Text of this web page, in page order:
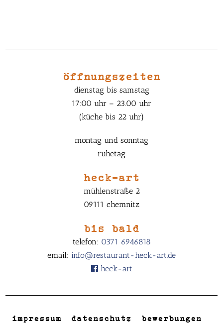
öffnungszeiten
dienstag bis samstag
17:00 uhr – 23.00 uhr
(küche bis 22 uhr)
montag und sonntag
ruhetag
heck-art
mühlenstraße 2
09111 chemnitz
bis bald
telefon: 0371 6946818
email: info@restaurant-heck-art.de
heck-art
impressum datenschutz bewerbungen